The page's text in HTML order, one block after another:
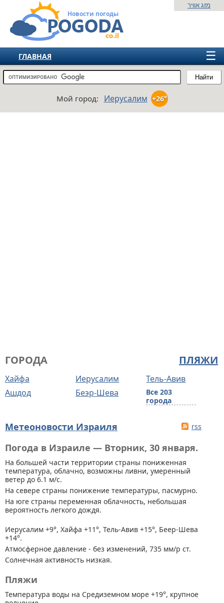
Новости погоды
Найти
מזג אוויר
☰
ГЛАВНАЯ
ИЗРАИЛЬ
ЕВРОПА
Мой город: Иерусалим +26°
ПЛЯЖИ
ГОРОДА
Хайфа Иерусалим
Тель-Авив
Ашдод
Беэр-Шева
Все 203
города
Метеоновости Израиля rss
Погода в Израиле — Вторник, 30 января.
На большей части территории страны пониженная
температура, облачно, возможны ливни, умеренный
ветер до 6.1 м/с.
На севере страны понижение температуры, пасмурно.
На юге страны переменная облачность, небольшая
вероятность легкого дождя.
Иерусалим +9°, Хайфа +11°, Тель-Авив +15°, Беер-Шева
+14°.
Атмосферное давление - без изменений, 735 мм/р ст.
Солнечная активность низкая.
Пляжи
Температура воды на Средиземном море +19°, крупное